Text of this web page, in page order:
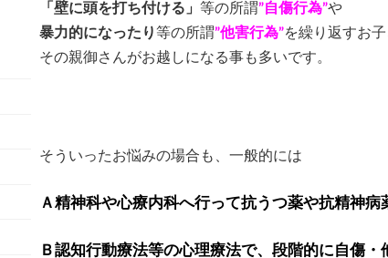
「壁に頭を打ち付ける」等の所謂”自傷行為”や
暴力的になったり等の所謂”他害行為”を繰り返すお
その親御さんがお越しになる事も多いです。
そういったお悩みの場合も、一般的には
Ａ精神科や心療内科へ行って抗うつ薬や抗精神病
Ｂ認知行動療法等の心理療法で、段階的に自傷・